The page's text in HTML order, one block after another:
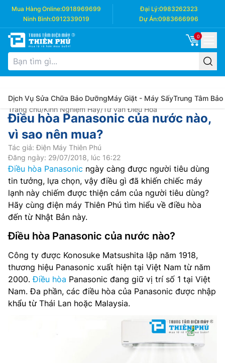
Mua Hàng Online:0918969699 Đại Lý:0983262323
Ninh Bình:0912339019 Dự Án:0983666996
0
Dịch Vụ Sửa Chữa Bảo DưỡngMáy Giặt - Máy SấyTrung Tâm Bảo
Trang chủ/Kinh Nghiệm Hay/Tư vấn Điều Hòa
Điều hòa Panasonic của nước nào,
vì sao nên mua?
Tác giả: Điện Máy Thiên Phú
Đăng ngày: 29/07/2018, lúc 16:22
Điều hòa Panasonic ngày càng được người tiêu dùng
tin tưởng, lựa chọn, vậy điều gì đã khiến chiếc máy
lạnh này chiếm được thiện cảm của người tiêu dùng?
Hãy cùng điện máy Thiên Phú tìm hiểu về điều hòa
đến từ Nhật Bản này.
Điều hòa Panasonic của nước nào?
Công ty được Konosuke Matsushita lập năm 1918,
thương hiệu Panasonic xuất hiện tại Việt Nam từ năm
2000.Điều hòa Panasonic đang giữ vị trí số 1 tại Việt
Nam. Đa phần, các điều hòa của Panasonic được nhập
khẩu từ Thái Lan hoặc Malaysia.